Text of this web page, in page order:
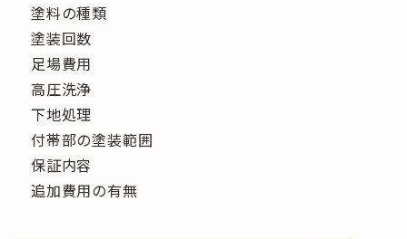
塗料の種類
塗装回数
足場費用
高圧洗浄
下地処理
付帯部の塗装範囲
保証内容
追加費用の有無